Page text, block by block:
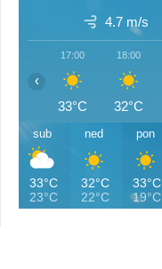
4.7 m/s
17:00
33°C
18:00
32°C
‹
sub
33°C
23°C
ned
32°C
22°C
pon
33°C
19°C